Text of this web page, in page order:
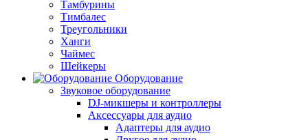
Тамбурины
Тимбалес
Треугольники
Ханги
Чаймес
Шейкеры
Оборудование
Звуковое оборудование
DJ-микшеры и контроллеры
Аксессуары для аудио
Адаптеры для аудио